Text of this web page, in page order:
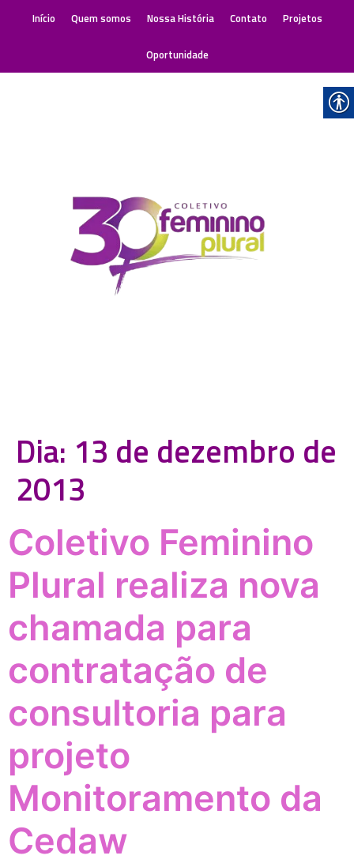
Início Quem somos Nossa História Contato Projetos
Oportunidade
Dia: 13 de dezembro de
2013
Coletivo Feminino
Plural realiza nova
chamada para
contratação de
consultoria para
projeto
Monitoramento da
Cedaw